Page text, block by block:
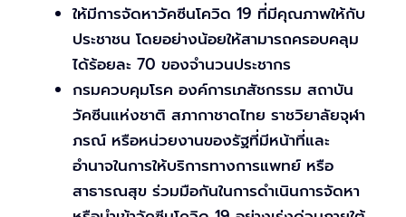
ให้มีการจัดหาวัคซีนโควิด 19 ที่มีคุณภาพให้กับ
ประชาชน โดยอย่างน้อยให้สามารถครอบคลุม
ได้ร้อยละ 70 ของจำนวนประชากร
กรมควบคุมโรค องค์การเภสัชกรรม สถาบัน
วัคซีนแห่งชาติ สภากาชาดไทย ราชวิยาลัยจุฬา
ภรณ์ หรือหน่วยงานของรัฐที่มีหน้าที่และ
อำนาจในการให้บริการทางการแพทย์ หรือ
สาธารณสุข ร่วมมือกันในการดำเนินการจัดหา